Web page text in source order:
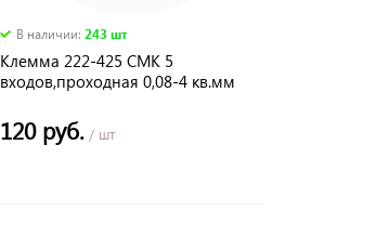
В наличии:243 шт
Клемма 222-425 СМК 5
входов,проходная 0,08-4 кв.мм
120 руб. / шт